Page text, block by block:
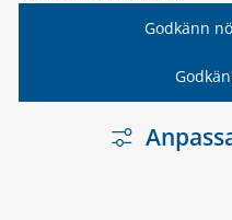
Godkänn
Inställt
På grund av för få